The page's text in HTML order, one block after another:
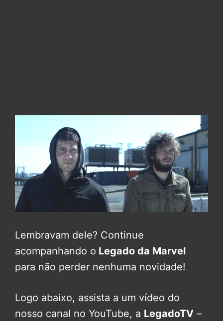
Lembravam dele? Continue
acompanhando o Legado da Marvel
para não perder nenhuma novidade!
Logo abaixo, assista a um vídeo do
nosso canal no YouTube, a LegadoTV –